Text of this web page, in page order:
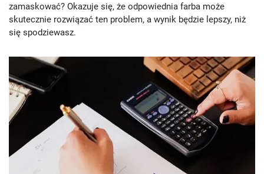
zamaskować? Okazuje się, że odpowiednia farba może
skutecznie rozwiązać ten problem, a wynik będzie lepszy, niż
się spodziewasz.